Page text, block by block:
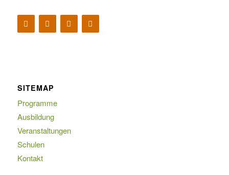
SITEMAP
Programme
Ausbildung
Veranstaltungen
Schulen
Kontakt